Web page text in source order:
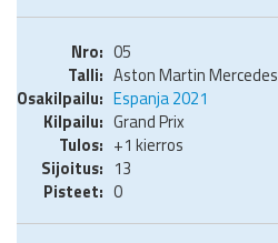
05
Aston Martin Mercedes
Espanja 2021
Grand Prix
+1 kierros
13
0